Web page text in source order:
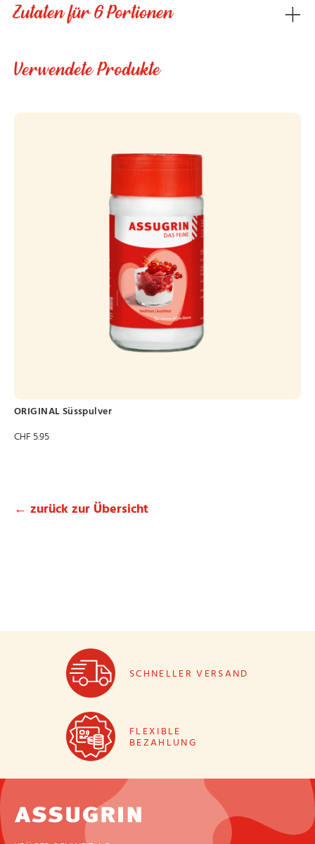
Zutaten für 6 Portionen
Verwendete Produkte
ORIGINAL Süsspulver
CHF5.95
← zurück zur Übersicht
SCHNELLER VERSAND
FLEXIBLE
BEZAHLUNG